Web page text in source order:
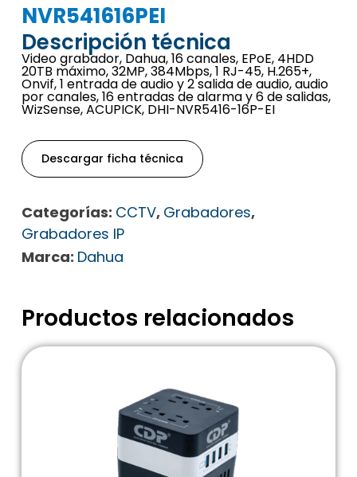
NVR541616PEI
Descripción técnica
Video grabador, Dahua, 16 canales, EPoE, 4HDD
20TB máximo, 32MP, 384Mbps, 1 RJ-45, H.265+,
Onvif, 1 entrada de audio y 2 salida de audio, audio
por canales, 16 entradas de alarma y 6 de salidas,
WizSense, ACUPICK, DHI-NVR5416-16P-EI
Descargar ficha técnica
Categorías: CCTV, Grabadores,
Grabadores IP
Marca: Dahua
Productos relacionados